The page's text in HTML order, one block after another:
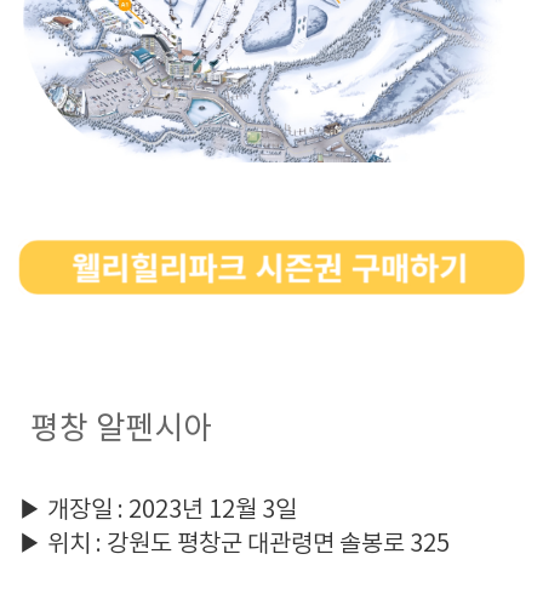
평창 알펜시아
▶ 개장일 : 2023년 12월 3일
▶ 위치 : 강원도 평창군 대관령면 솔봉로 325